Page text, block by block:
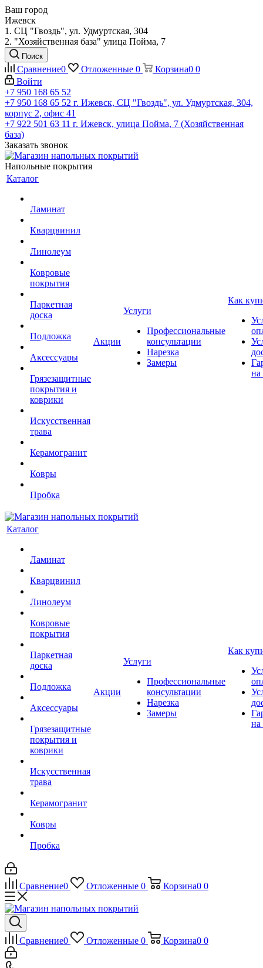
Ваш город
Ижевск
1. СЦ "Гвоздь", ул. Удмуртская, 304
2. "Хозяйственная база" улица Пойма, 7
Поиск
Сравнение0 Отложенные 0 Корзина0 0
Войти
+7 950 168 65 52
+7 950 168 65 52 г. Ижевск, СЦ "Гвоздь", ул. Удмуртская, 304,
корпус 2, офис 41
+7 922 501 63 11 г. Ижевск, улица Пойма, 7 (Хозяйственная
база)
Заказать звонок
Напольные покрытия
Каталог
Ламинат
Кварцвинил
Линолеум
Ковровые
покрытия
Паркетная
доска
Подложка
Аксессуары
Грязезащитные
покрытия и
коврики
Искусственная
трава
Керамогранит
Ковры
Пробка
Акции
Услуги
Профессиональные
консультации
Нарезка
Замеры
Как
на
Каталог
Ламинат
Кварцвинил
Линолеум
Ковровые
покрытия
Паркетная
доска
Подложка
Аксессуары
Грязезащитные
покрытия и
коврики
Искусственная
трава
Керамогранит
Ковры
Пробка
Акции
Услуги
Профессиональные
консультации
Нарезка
Замеры
Как
на
Сравнение0 Отложенные 0 Корзина0 0
Сравнение0 Отложенные 0 Корзина0 0